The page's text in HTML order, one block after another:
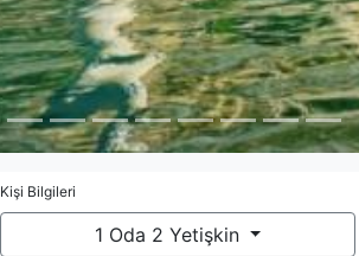
Kişi Bilgileri
1 Oda 2 Yetişkin